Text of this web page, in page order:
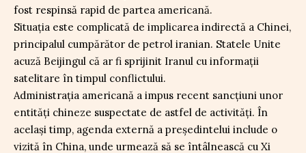
fost respinsă rapid de partea americană.
Situația este complicată de implicarea indirectă a Chinei,
principalul cumpărător de petrol iranian. Statele Unite
acuză Beijingul că ar fi sprijinit Iranul cu informații
satelitare în timpul conflictului.
Administrația americană a impus recent sancțiuni unor
entități chineze suspectate de astfel de activități. În
același timp, agenda externă a președintelui include o
vizită în China, unde urmează să se întâlnească cu Xi